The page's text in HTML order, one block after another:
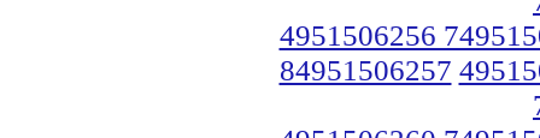
4951506256
84951506257